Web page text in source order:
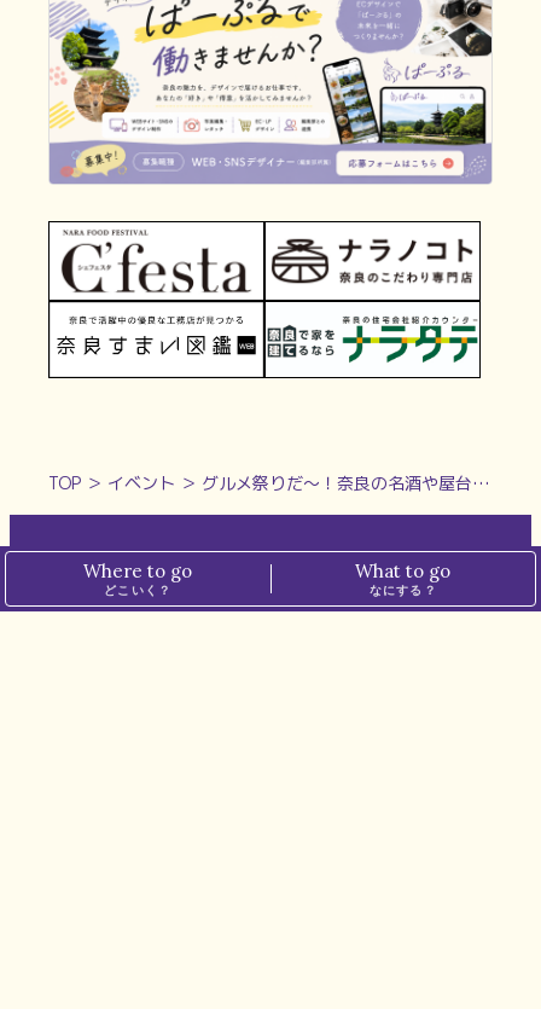
TOP ＞ イベント ＞ グルメ祭りだ～！奈良の名酒や屋台メシがなんと110円から楽しめる！【青空屋台deカクウチ祭り】
Where to go
どこいく？
What to go
なにする？
ホーム プライバシーポリシー